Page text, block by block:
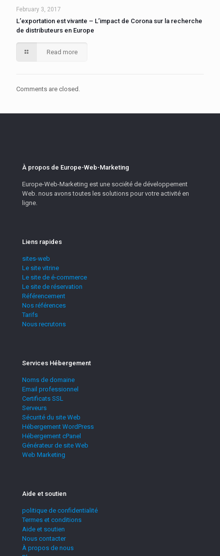
February 3, 2017
L’exportation est vivante – L’impact de Corona sur la recherche
de distributeurs en Europe
Read more
Comments are closed.
À propos de Europe-Web-Marketing
Europe-Web-Marketing est une société de développement
Web. nous avons toutes les solutions pour votre activité en
ligne.
Liens rapides
sites-web
Le site vitrine
Le site de é-commerce
Le site de réservation
Référencement
Nos références​
Tarifs
Nous recrutons
Services Hébergement
Noms de domaine
Email professionnel
Certificats SSL
Serveurs
Sécurité du site Web
Hébergement WordPress
Hébergement cPanel
Générateur de site Web
Web Marketing
Aide et soutien
politique de confidentialité
Termes et conditions
Aide et soutien
Nous contacter
À propos de nous